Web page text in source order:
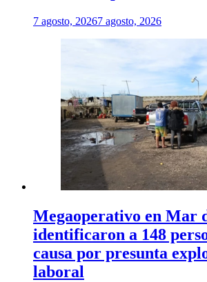
7 agosto, 20267 agosto, 2026
Megaoperativo en Mar
identificaron a 148
causa por presunta
laboral